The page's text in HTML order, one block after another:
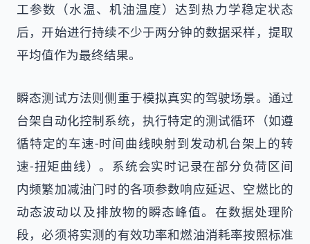
工参数（水温、机油温度）达到热力学稳定状态
后，开始进行持续不少于两分钟的数据采样，提取
平均值作为最终结果。
瞬态测试方法则侧重于模拟真实的驾驶场景。通过
台架自动化控制系统，执行特定的测试循环（如遵
循特定的车速-时间曲线映射到发动机台架上的转
速-扭矩曲线）。系统会实时记录在部分负荷区间
内频繁加减油门时的各项参数响应延迟、空燃比的
动态波动以及排放物的瞬态峰值。在数据处理阶
段，必须将实测的有效功率和燃油消耗率按照标准